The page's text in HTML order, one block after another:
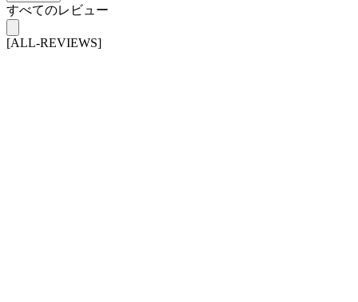
すべてのレビュー
[ALL-REVIEWS]